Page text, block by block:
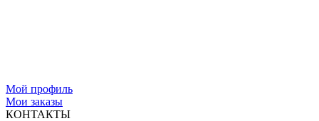
Мой профиль
Мои заказы
КОНТАКТЫ